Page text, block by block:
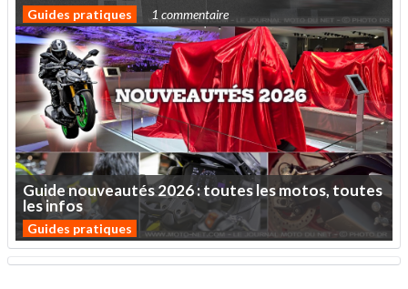
Guides pratiques 1 commentaire
Guidenouveautés2026:touteslesmotos,toutes
lesinfos
Guides pratiques